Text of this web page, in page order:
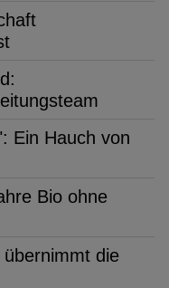
Ein Hauch von
Bio ohne
die